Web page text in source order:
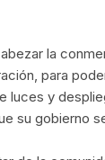
la
para
luces y
su gobierno